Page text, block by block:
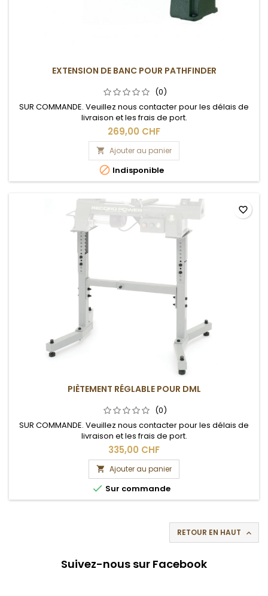
EXTENSION DE BANC POUR PATHFINDER
(0)
SUR COMMANDE. Veuillez nous contacter pour les délais de
livraison et les frais de port.
269,00 CHF
 Ajouter au panier
 Indisponible
PIÈTEMENT RÉGLABLE POUR DML
(0)
SUR COMMANDE. Veuillez nous contacter pour les délais de
livraison et les frais de port.
335,00 CHF
 Ajouter au panier
 Sur commande
favorite_border
RETOUR EN HAUT 
Suivez-nous sur Facebook